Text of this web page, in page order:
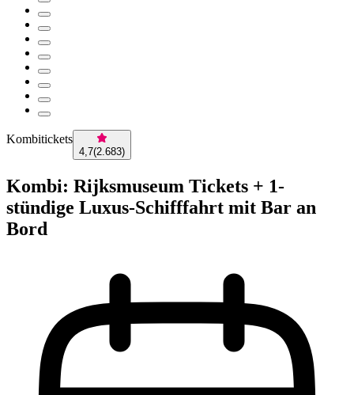
Kombitickets
4,7(2.683)
Kombi: Rijksmuseum Tickets + 1-
stündige Luxus-Schifffahrt mit Bar an
Bord